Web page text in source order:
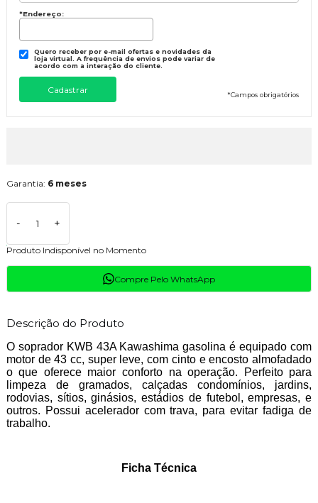
*Endereço:
Quero receber por e-mail ofertas e novidades da
loja virtual. A frequência de envios pode variar de
acordo com a interação do cliente.
*Campos obrigatórios
Garantia: 6 meses
- +
Produto Indisponível no Momento
Compre Pelo WhatsApp
Descrição do Produto
O soprador KWB 43A Kawashima gasolina é equipado com
motor de 43 cc, super leve, com cinto e encosto almofadado
o que oferece maior conforto na operação. Perfeito para
limpeza de gramados, calçadas condomínios, jardins,
rodovias, sítios, ginásios, estádios de futebol, empresas, e
outros. Possui acelerador com trava, para evitar fadiga de
trabalho.
Ficha Técnica